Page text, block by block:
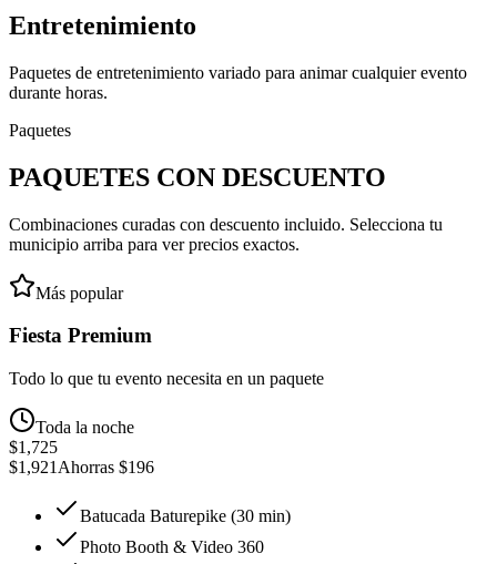
Entretenimiento
Paquetes de entretenimiento variado para animar cualquier evento
durante horas.
Paquetes
PAQUETES CON DESCUENTO
Combinaciones curadas con descuento incluido. Selecciona tu
municipio arriba para ver precios exactos.
Más popular
Fiesta Premium
Todo lo que tu evento necesita en un paquete
Toda la noche
$1,725
$1,921 Ahorras $196
Batucada Baturepike (30 min)
Photo Booth & Video 360